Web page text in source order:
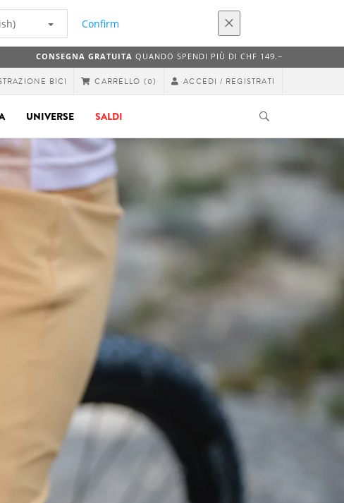
Confirm
CONSEGNA GRATUITA QUANDO SPENDI PIÙ DI CHF 149.−
BICI CARRELLO (0) ACCEDI / REGISTRATI
UNIVERSE SALDI